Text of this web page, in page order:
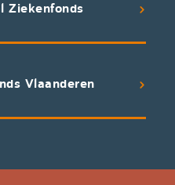
Ziekenfonds
Vlaanderen